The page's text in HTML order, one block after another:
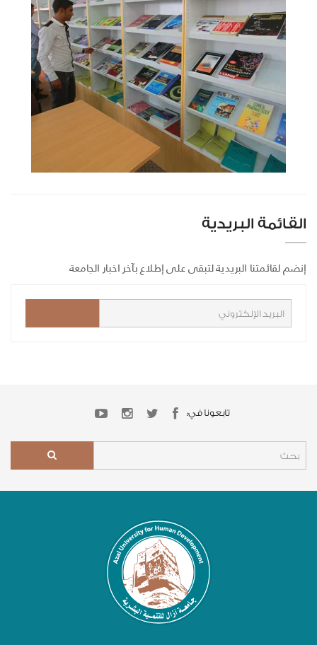
القائمة البريدية
إنضم لقائمتنا البريدية لتبقى على إطلاع بآخر اخبار الجامعة
تابعونا في: